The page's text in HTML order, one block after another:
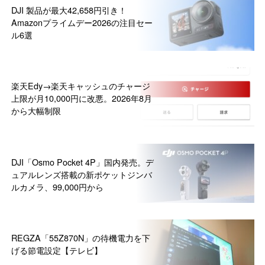
DJI 製品が最大42,658円引き！
Amazonプライムデー2026の注目セー
ル6選
楽天Edy→楽天キャッシュのチャージ
上限が月10,000円に改悪。2026年8月
から大幅制限
DJI「Osmo Pocket 4P」国内発売。デ
ュアルレンズ搭載の新ポケットジンバ
ルカメラ、99,000円から
REGZA「55Z870N」の待機電力を下
げる節電設定【テレビ】